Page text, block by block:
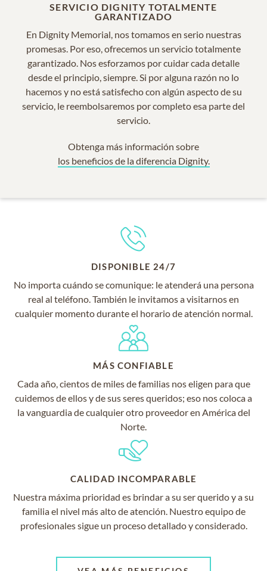
SERVICIO DIGNITY TOTALMENTE
GARANTIZADO
En Dignity Memorial, nos tomamos en serio nuestras
promesas. Por eso, ofrecemos un servicio totalmente
garantizado. Nos esforzamos por cuidar cada detalle
desde el principio, siempre. Si por alguna razón no lo
hacemos y no está satisfecho con algún aspecto de su
servicio, le reembolsaremos por completo esa parte del
servicio.
Obtenga más información sobre
los beneficios de la diferencia Dignity.
DISPONIBLE 24/7
No importa cuándo se comunique: le atenderá una persona
real al teléfono. También le invitamos a visitarnos en
cualquier momento durante el horario de atención normal.
MÁS CONFIABLE
Cada año, cientos de miles de familias nos eligen para que
cuidemos de ellos y de sus seres queridos; eso nos coloca a
la vanguardia de cualquier otro proveedor en América del
Norte.
CALIDAD INCOMPARABLE
Nuestra máxima prioridad es brindar a su ser querido y a su
familia el nivel más alto de atención. Nuestro equipo de
profesionales sigue un proceso detallado y considerado.